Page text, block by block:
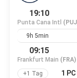
19:10
Punta Cana Intl
9h 5min
09:15
Frankfurt Main (FRA)
+1 Tag
1 PC